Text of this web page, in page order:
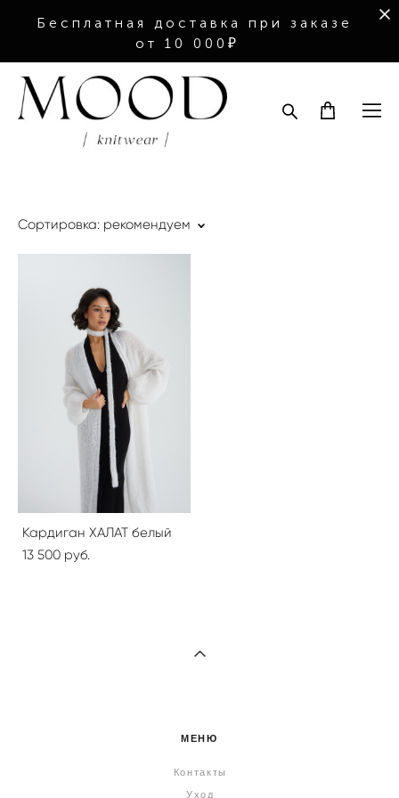
Бесплатная доставка при заказе
от 10 000₽
Сортировка: рекомендуем
Кардиган ХАЛАТ белый
13 500 pуб.
МЕНЮ
Контакты
Уход